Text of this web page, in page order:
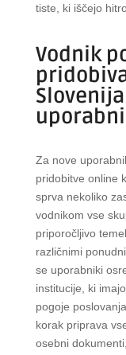
tiste, ki iščejo
Vodnik
Za nove
pridobitve online
sprva nekoliko
vodnikom vse
priporočljivo
različnimi
se uporabniki
institucije, ki
pogoje
korak priprava
osebni